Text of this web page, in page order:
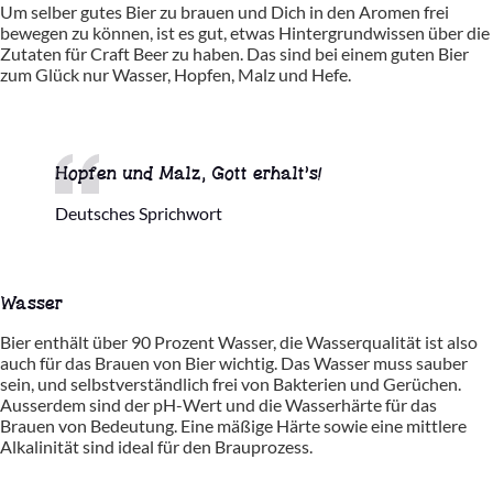
Um selber gutes Bier zu brauen und Dich in den Aromen frei
bewegen zu können, ist es gut, etwas Hintergrundwissen über die
Zutaten für Craft Beer zu haben. Das sind bei einem guten Bier
zum Glück nur Wasser, Hopfen, Malz und Hefe.
Hopfen und Malz, Gott erhalt’s!
Deutsches Sprichwort
Wasser
Bier enthält über 90 Prozent Wasser, die Wasserqualität ist also
auch für das Brauen von Bier wichtig. Das Wasser muss sauber
sein, und selbstverständlich frei von Bakterien und Gerüchen.
Ausserdem sind der pH-Wert und die Wasserhärte für das
Brauen von Bedeutung. Eine mäßige Härte sowie eine mittlere
Alkalinität sind ideal für den Brauprozess.